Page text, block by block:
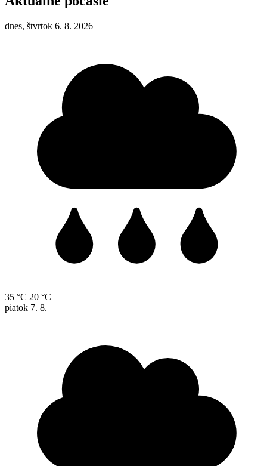
dnes, štvrtok 6. 8. 2026
35 °C 20 °C
piatok 7. 8.